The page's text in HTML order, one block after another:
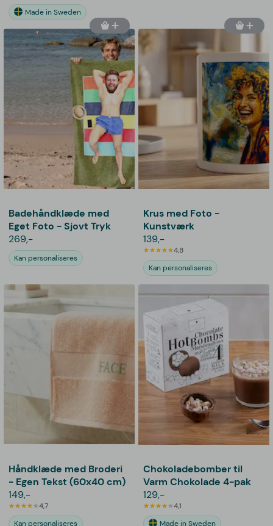
Made in Sweden
Badehåndklæde med
Eget Foto - Sjovt Tryk
269,-
Kan personaliseres
Krus med Foto -
Kunstværk
139,-
4,8
Kan personaliseres
Håndklæde med Broderi
- Egen Tekst (60x40 cm)
149,-
4,7
Kan personaliseres
Chokoladebomber til
Varm Chokolade 4-pak
129,-
4,1
Made in Sweden